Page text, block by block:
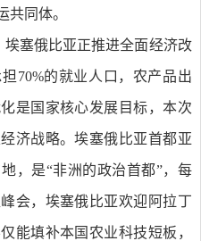
共同体。
埃塞俄比亚正推进全面经济改
70%的就业人口，农产品出
是国家核心发展目标，本次
济战略。埃塞俄比亚首都亚
，是“非洲的政治首都”，每
会，埃塞俄比亚欢迎阿拉丁
能填补本国农业科技短板，